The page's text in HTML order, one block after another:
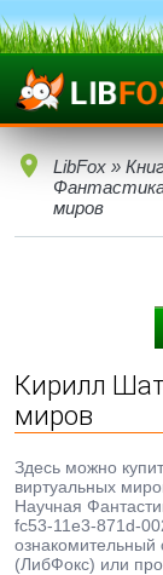
LibFox »
миров
Кирилл
миров
Здесь можно
виртуальных
Научная
fc53-11e3-871d-
ознакомительный
(ЛибФокс) или